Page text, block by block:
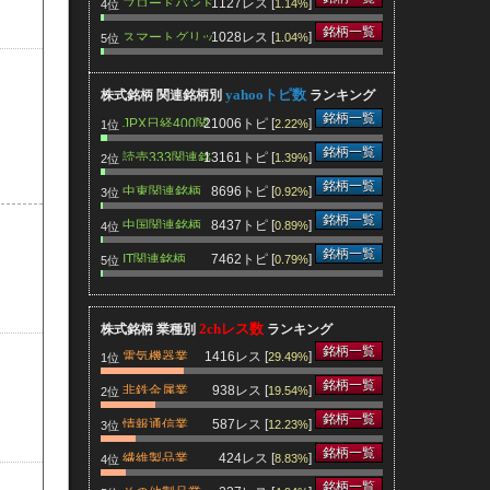
4位
関連銘柄
1.14%
5位 スマートグリッ
ド関連銘柄
1028レス [1.04%] 銘柄一覧
株式銘柄 関連銘柄別 yahooトピ数 ランキング
1位 JPX日経400関
連銘柄
21006トピ [2.22%] 銘柄一覧
2位 読売333関連銘
柄
13161トピ [1.39%] 銘柄一覧
3位 中東関連銘柄 8696トピ [0.92%] 銘柄一覧
4位 中国関連銘柄 8437トピ [0.89%] 銘柄一覧
5位 IT関連銘柄 7462トピ [0.79%] 銘柄一覧
株式銘柄 業種別 2chレス数 ランキング
1位 電気機器業 1416レス [29.49%] 銘柄一覧
2位 非鉄金属業 938レス [19.54%] 銘柄一覧
3位 情報通信業 587レス [12.23%] 銘柄一覧
4位 繊維製品業 424レス [8.83%] 銘柄一覧